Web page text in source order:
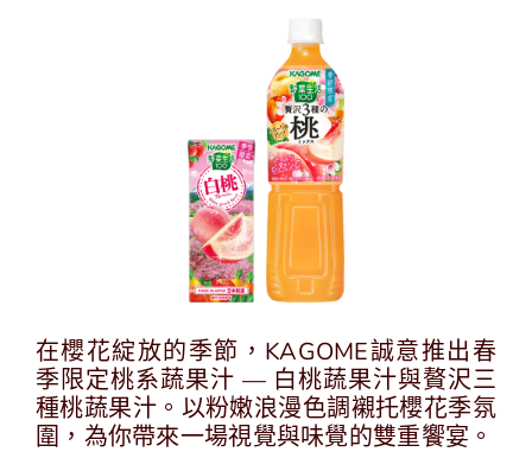
在櫻花綻放的季節，KAGOME誠意推出春
季限定桃系蔬果汁 — 白桃蔬果汁與贅沢三
種桃蔬果汁。以粉嫩浪漫色調襯托櫻花季氛
圍，為你帶來一場視覺與味覺的雙重饗宴。